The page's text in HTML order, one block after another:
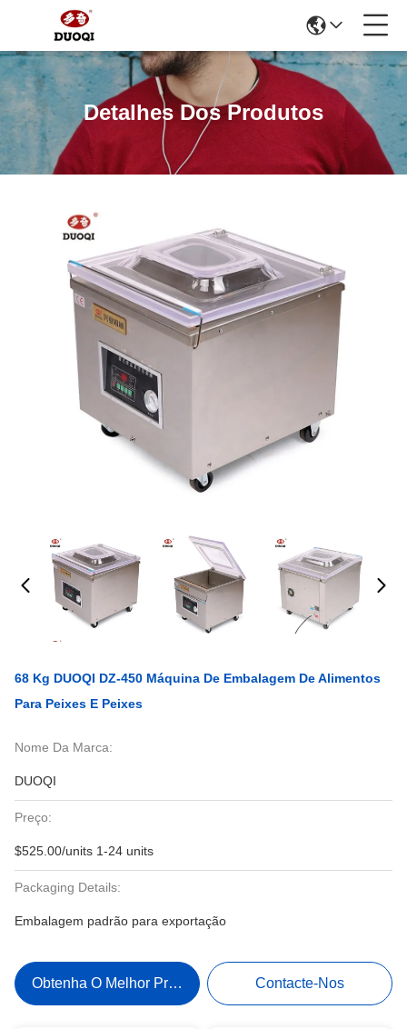
Detalhes Dos Produtos
68 Kg DUOQI DZ-450 Máquina De Embalagem De Alimentos
Para Peixes E Peixes
Nome Da Marca:
DUOQI
Preço:
$525.00/units 1-24 units
Packaging Details:
Embalagem padrão para exportação
Obtenha O Melhor Preço Contacte-Nos